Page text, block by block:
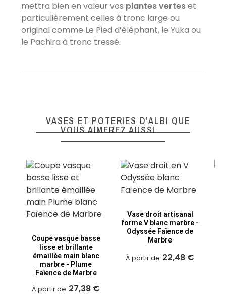
mettra bien en valeur vos plantes verteset
particulièrement celles à tronc large ou
original comme Le Pied d’éléphant, le Yuka ou
le Pachira à tronc tressé.
VASES ET POTERIES D'ALBI QUE
VOUS AIMEREZ AUSSI
Coupe vasque basse
lisse et brillante
émaillée main blanc
marbre - Plume
Faïence de Marbre
À partir de 27,38 €
Vase droit artisanal
forme V blanc marbre -
Odyssée Faïence de
Marbre
À partir de 22,48 €